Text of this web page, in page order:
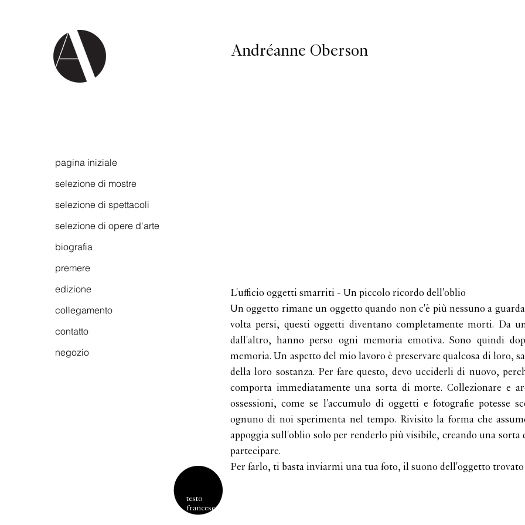
Andréanne Oberson
testo
francese
L'ufficio oggetti smarriti - Un piccolo ricordo dell'oblio
Un oggetto rimane un oggetto quando non c'è più nessuno a
volta persi, questi oggetti diventano completamente morti. Da
dall'altro, hanno perso ogni memoria emotiva. Sono quindi
memoria. Un aspetto del mio lavoro è preservare qualcosa di loro,
della loro sostanza. Per fare questo, devo ucciderli di nuovo,
comporta immediatamente una sorta di morte. Collezionare e
ossessioni, come se l'accumulo di oggetti e fotografie potesse
ognuno di noi sperimenta nel tempo. Rivisito la forma che
appoggia sull'oblio solo per renderlo più visibile, creando una
partecipare.
Per farlo, ti basta inviarmi una tua foto, il suono dell'oggetto
pagina iniziale
selezione di mostre
selezione di spettacoli
selezione di opere d'arte
biografia
premere
edizione
collegamento
contatto
negozio